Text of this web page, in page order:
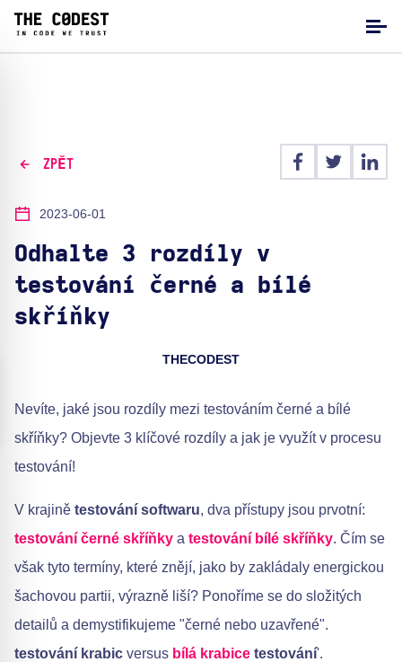
ZPĚT
2023-06-01
Odhalte 3 rozdíly v
testování černé a bílé
skříňky
THECODEST
Nevíte, jaké jsou rozdíly mezi testováním černé a bílé
skříňky? Objevte 3 klíčové rozdíly a jak je využít v procesu
testování!
V krajině testování softwaru, dva přístupy jsou prvotní:
testování černé skříňky a testování bílé skříňky. Čím se
však tyto termíny, které znějí, jako by zakládaly energickou
šachovou partii, výrazně liší? Ponoříme se do složitých
detailů a demystifikujeme "černé nebo uzavřené".
testování krabic versus bílá krabice testování'.